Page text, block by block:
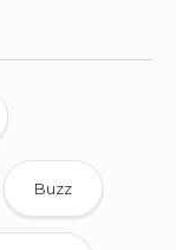
Buzz